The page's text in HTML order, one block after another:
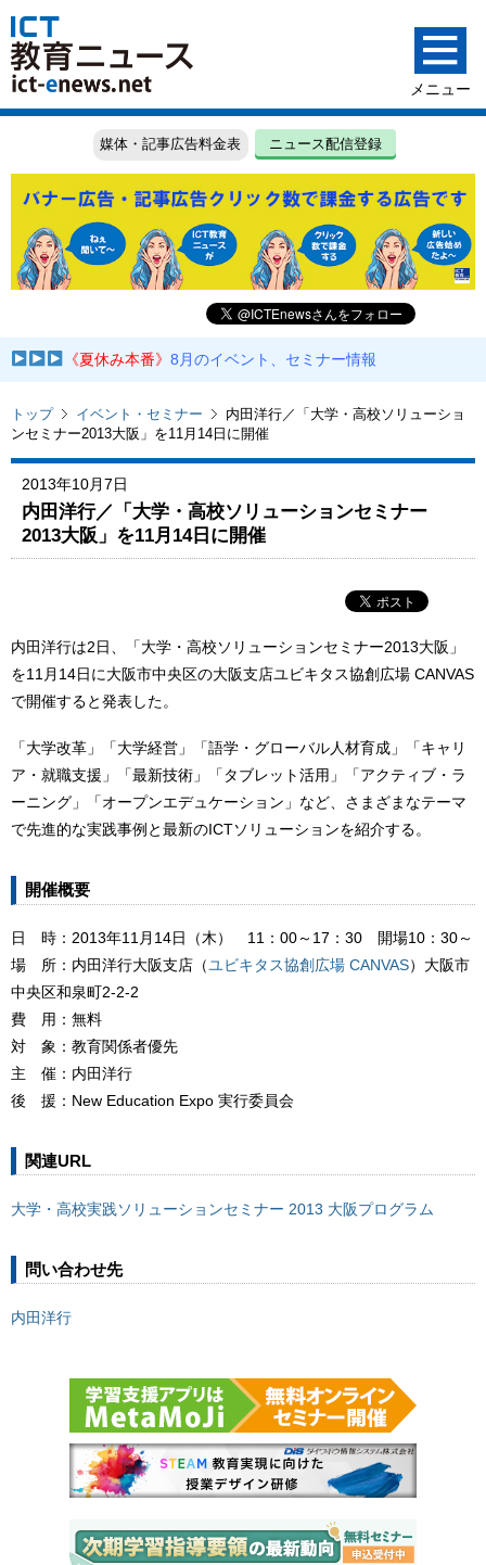
媒体・記事広告料金表 ニュース配信登録
《夏休み本番》8月のイベント、セミナー情報
トップ イベント・セミナー
内田洋行／「大学・高校ソリューショ
ンセミナー2013大阪」を11月14日に開催
2013年10月7日
内田洋行／「大学・高校ソリューションセミナー
2013大阪」を11月14日に開催
内田洋行は2日、「大学・高校ソリューションセミナー2013大阪」
を11月14日に大阪市中央区の大阪支店ユビキタス協創広場 CANVAS
で開催すると発表した。
「大学改革」「大学経営」「語学・グローバル人材育成」「キャリ
ア・就職支援」「最新技術」「タブレット活用」「アクティブ・ラ
ーニング」「オープンエデュケーション」など、さまざまなテーマ
で先進的な実践事例と最新のICTソリューションを紹介する。
開催概要
日 時：2013年11月14日（木） 11：00～17：30 開場10：30～
場 所：内田洋行大阪支店（ユビキタス協創広場 CANVAS）大阪市
中央区和泉町2-2-2
費 用：無料
対 象：教育関係者優先
主 催：内田洋行
後 援：New Education Expo 実行委員会
関連URL
大学・高校実践ソリューションセミナー 2013 大阪プログラム
問い合わせ先
内田洋行